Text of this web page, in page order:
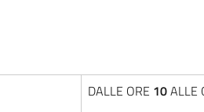
DALLE ORE 10ALLE